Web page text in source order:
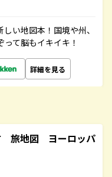
い地図本！国境や州、
て脳もイキイキ！
詳細を見る
旅地図 ヨーロッパ